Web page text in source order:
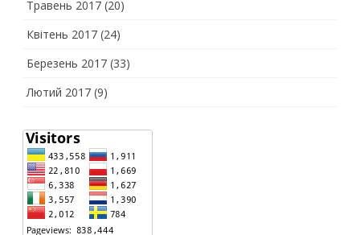
Травень 2017 (20)
Квітень 2017 (24)
Березень 2017 (33)
Лютий 2017 (9)